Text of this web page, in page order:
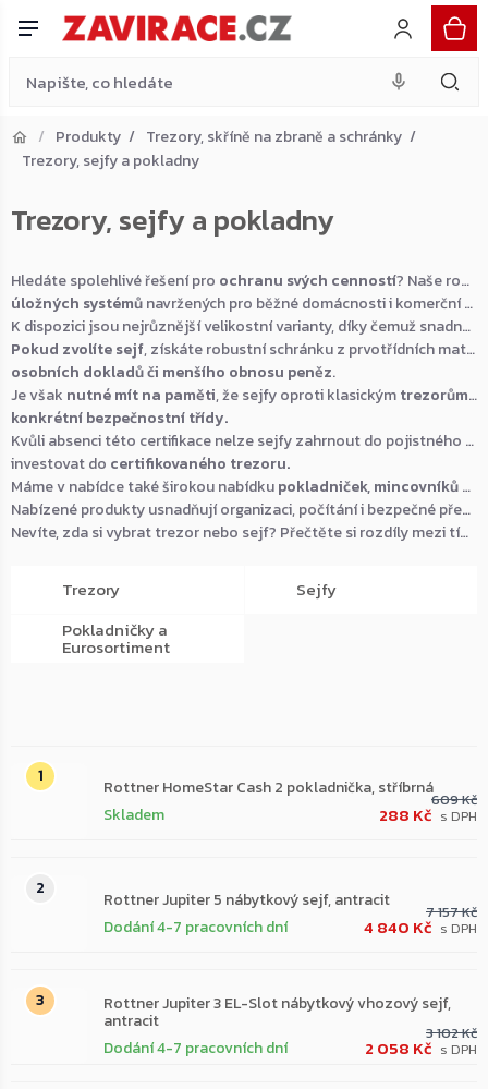
Produkty
Trezory, skříně na zbraně a schránky
Trezory, sejfy a pokladny
Trezory, sejfy a pokladny
Hledáte spolehlivé řešení pro ochranu svých cenností? Naše rozmanitá nabídka zahrnuje široké spektrum
úložných systémůnavržených pro běžné domácnosti i komerční sféru.
K dispozici jsou nejrůznější velikostní varianty, díky čemuž snadno najdete ideální model odpovídající vašim prostorovým možnostem.
Pokud zvolíte sejf, získáte robustní schránku z prvotřídních materiálů, která skvěle
osobních dokladů či menšího obnosu peněz.
Je však nutné mít na paměti, že sejfy oproti klasickýmtrezorům
konkrétní bezpečnostní třídy.
Kvůli absenci této certifikace nelze sejfy zahrnout do pojistného krytí, takže pro ukládání věcí vysoké hodnoty doporučujeme
investovat do certifikovaného trezoru.
Máme v nabídce také širokou nabídkupokladniček, mincovníků a dalšího praktického eurosortimentu
Nabízené produkty usnadňují organizaci, počítání i bezpečné přenášení hotovosti a jsou vhodné pro domácnosti, kanceláře i provozovny.
Nevíte, zda si vybrat trezor nebo sejf? Přečtěte si rozdíly mezi tímto sortimentem v našem
Trezory
Sejfy
Pokladničky a
Eurosortiment
Rottner HomeStar Cash 2 pokladnička, stříbrná
Skladem
609 Kč
288 Kč
Rottner Jupiter 5 nábytkový sejf, antracit
Dodání 4-7 pracovních dní
7 157 Kč
4 840 Kč
Rottner Jupiter 3 EL-Slot nábytkový vhozový sejf,
antracit
Dodání 4-7 pracovních dní
3 102 Kč
2 058 Kč
Zpět do obchodu
Přejít do košíku